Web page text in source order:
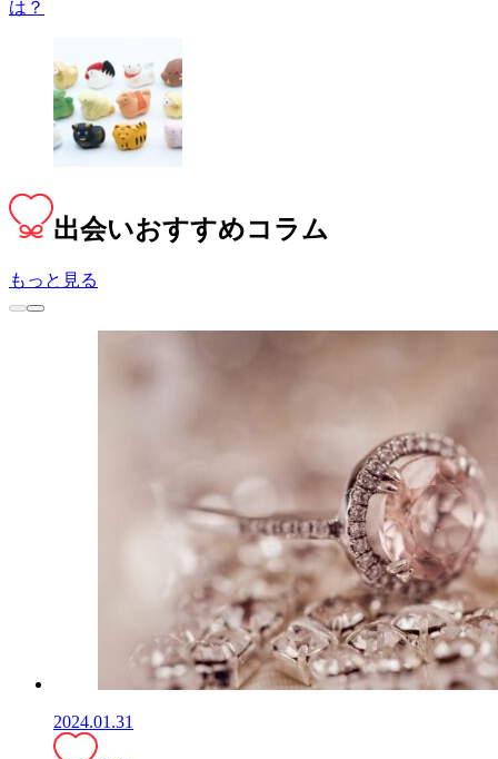
は？
出会いおすすめコラム
もっと見る
2024.01.31